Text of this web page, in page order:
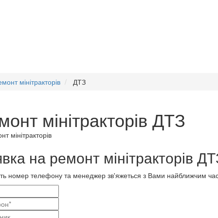
мінітракторів
ДТЗ
мінітракторів ДТЗ
на ремонт мінітракторів
номер телефону та менеджер зв'яжеться з Вами найближчим